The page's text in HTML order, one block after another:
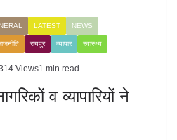
LATEST NEWS
रायपुर व्यापार स्वास्थ्य
Views1 min read
व व्यापारियों ने